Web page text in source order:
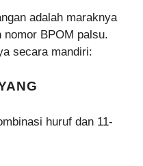
adalah maraknya
nomor BPOM palsu.
secara mandiri:
huruf dan 11-